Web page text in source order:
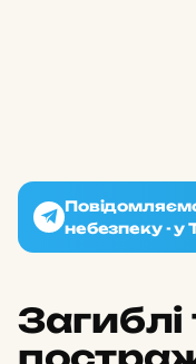
небезпеку - у
Загиблі